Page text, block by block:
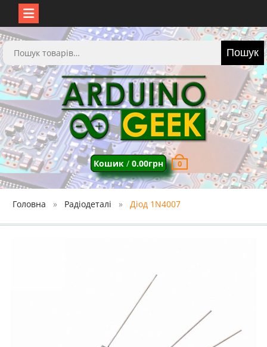
Перейти
до
вмісту
Шукати: Пошук
Кошик/ 0.00грн 0
Головна Радіодеталі Діод 1N4007